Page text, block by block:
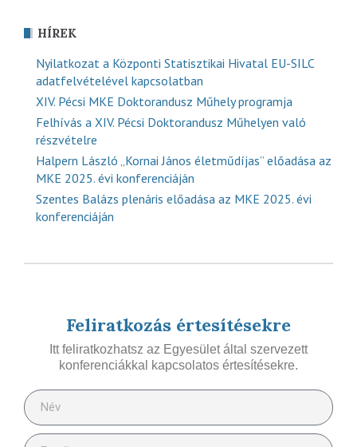
HÍREK
Nyilatkozat a Központi Statisztikai Hivatal EU-SILC
adatfelvételével kapcsolatban
XIV. Pécsi MKE Doktorandusz Műhely programja
Felhívás a XIV. Pécsi Doktorandusz Műhelyen való
részvételre
Halpern László „Kornai János életműdíjas” előadása az
MKE 2025. évi konferenciáján
Szentes Balázs plenáris előadása az MKE 2025. évi
konferenciáján
Feliratkozás értesítésekre
Itt feliratkozhatsz az Egyesület által szervezett
konferenciákkal kapcsolatos értesítésekre.